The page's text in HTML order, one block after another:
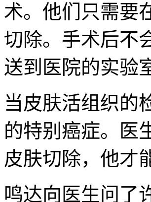
术。他们只需要
切除。手术后不
送到医院的实验
当皮肤活组织的
的特别癌症。医
皮肤切除，他才
鸣达向医生问了